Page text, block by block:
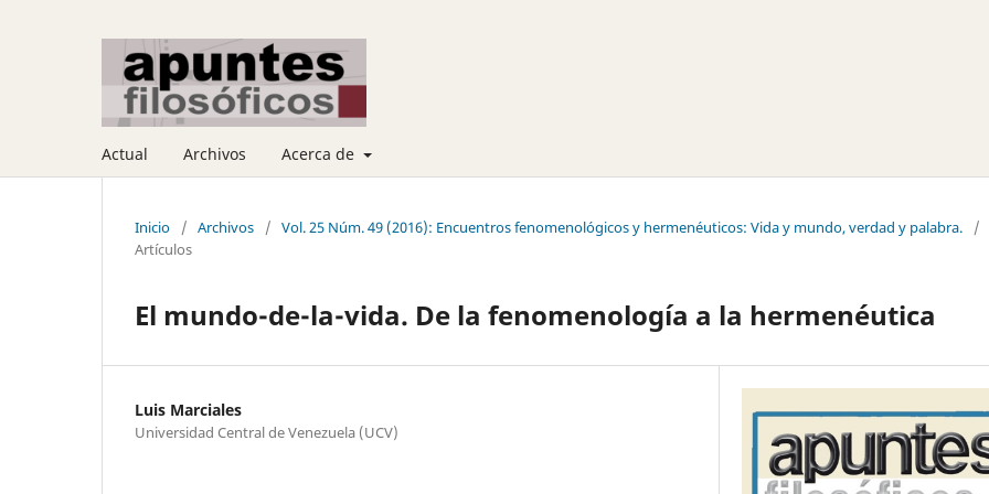
Actual Archivos Acerca de
Inicio / Archivos / Vol. 25 Núm. 49 (2016): Encuentros fenomenológicos y hermenéuticos: Vida y mundo, verdad y palabra.
/
Artículos
El mundo-de-la-vida. De la fenomenología a la hermenéutica
Luis Marciales
Universidad Central de Venezuela (UCV)